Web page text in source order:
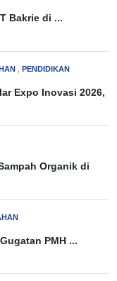
Bakrie di ...
PENDIDIKAN
Expo Inovasi 2026,
Organik di
PMH ...